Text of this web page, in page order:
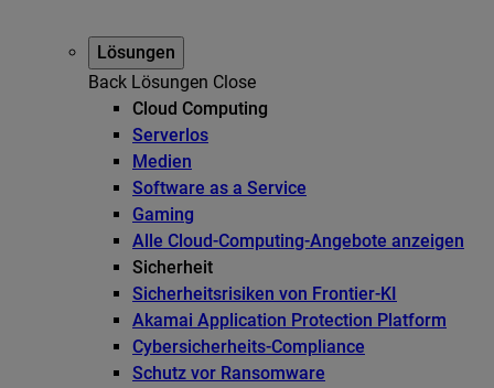
Lösungen
Back Lösungen Close
Cloud Computing
Serverlos
Medien
Software as a Service
Gaming
Alle Cloud-Computing-Angebote anzeigen
Sicherheit
Sicherheitsrisiken von Frontier-KI
Akamai Application Protection Platform
Cybersicherheits-Compliance
Schutz vor Ransomware